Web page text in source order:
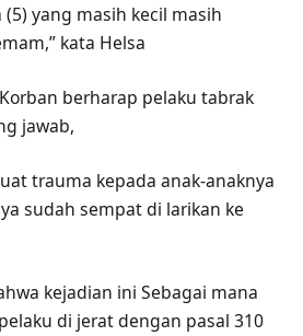
(5) yang masih kecil masih
kata Helsa
berharap pelaku tabrak
jawab,
trauma kepada anak-anaknya
sudah sempat di larikan ke
kejadian ini Sebagai mana
di jerat dengan pasal 310